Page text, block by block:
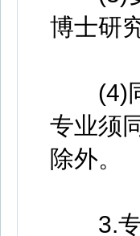
博士研
(4)同
专业须
除外。
3.专